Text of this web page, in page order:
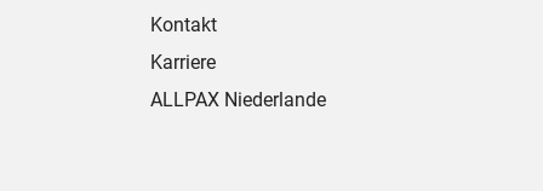
Kontakt
Karriere
ALLPAX Niederlande